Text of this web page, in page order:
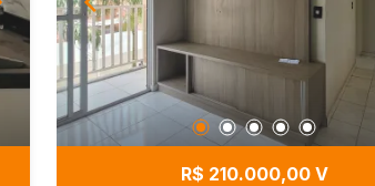
R$ 210.000,00 V